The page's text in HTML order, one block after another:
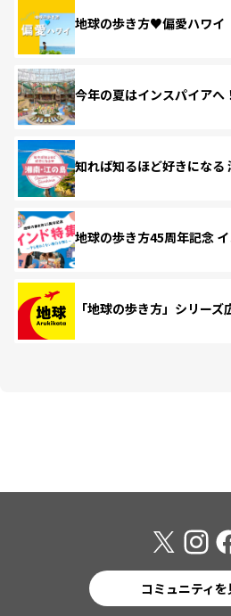
地球の歩き方♥偏愛ハワイ
今年の夏はインスパイアへ
知れば知るほど好きになる
地球の歩き方45周年記念
「地球の歩き方」シリーズ
コミュニティを